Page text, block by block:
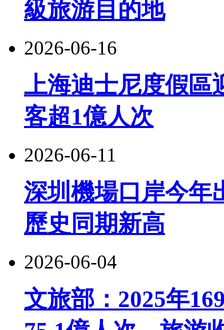
級旅游目的地
2026-06-16
上海迪士尼度假區
客超1億人次
2026-06-11
深圳機場口岸今年
歷史同期新高
2026-06-04
文旅部：2025年